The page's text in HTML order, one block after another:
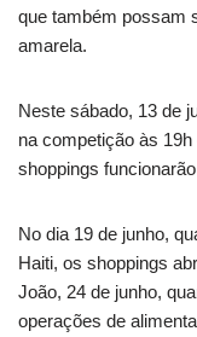
que também possam
amarela.
Neste sábado, 13 de
na competição às
shoppings
No dia 19 de junho,
Haiti, os shoppings
João, 24 de junho,
operações de